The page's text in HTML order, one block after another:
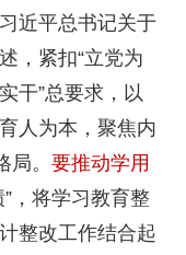
近平总书记关于
，紧扣“立党为
干”总要求，以
人为本，聚焦内
。 要推动学用
”，将学习教育整
整改工作结合起